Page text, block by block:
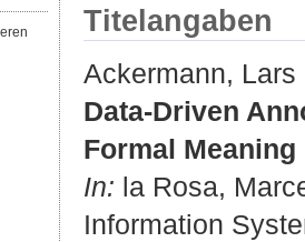
Titelangaben
Ackermann, Lars
Data-Driven
Formal
In: la Rosa,
Information